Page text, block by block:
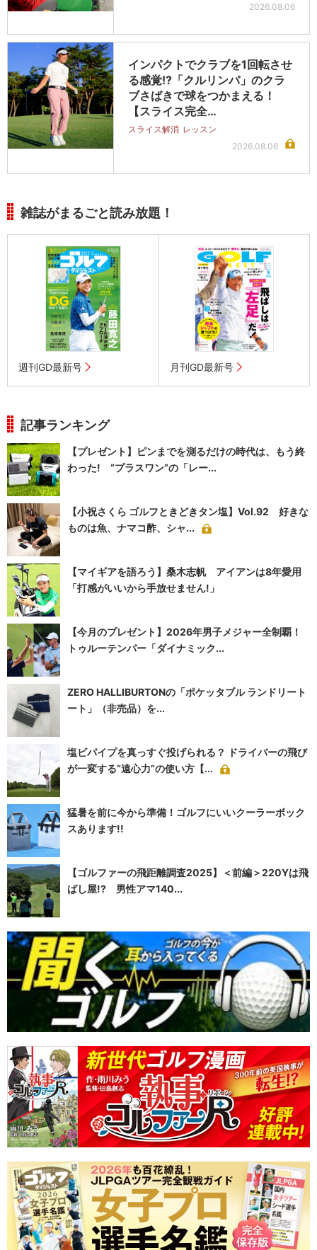
2026.08.06
インパクトでクラブを1回転させ
る感覚!?「クルリンパ」のクラ
ブさばきで球をつかまえる！
【スライス完全…
スライス解消 レッスン
2026.08.06
雑誌がまるごと読み放題！
週刊GD最新号 月刊GD最新号
記事ランキング
【プレゼント】ピンまでを測るだけの時代は、もう終
わった! “プラスワン”の「レー...
【小祝さくら ゴルフときどきタン塩】Vol.92 好きな
ものは魚、ナマコ酢、シャ...
【マイギアを語ろう】桑木志帆 アイアンは8年愛用
「打感がいいから手放せません!」
【今月のプレゼント】2026年男子メジャー全制覇！
トゥルーテンパー「ダイナミック...
ZERO HALLIBURTONの「ポケッタブル ランドリート
ート」（非売品）を...
塩ビパイプを真っすぐ投げられる？ ドライバーの飛び
が一変する“遠心力”の使い方【...
猛暑を前に今から準備！ゴルフにいいクーラーボック
スあります!!
【ゴルファーの飛距離調査2025】＜前編＞220Yは飛
ばし屋!? 男性アマ140...